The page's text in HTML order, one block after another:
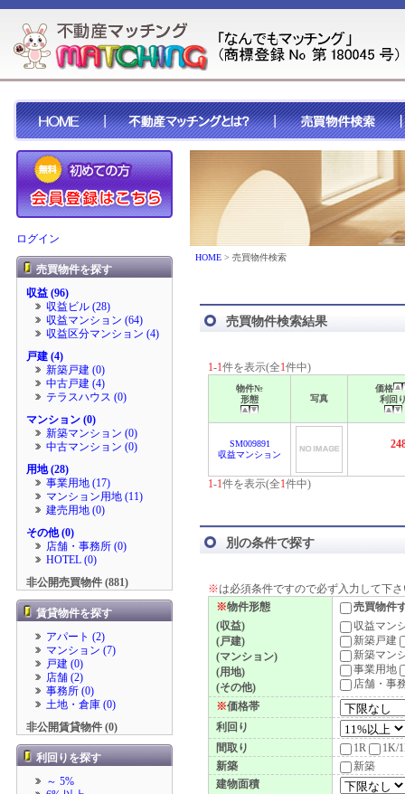
ログイン
売買物件を探す
収益 (96)
収益ビル (28)
収益マンション (64)
収益区分マンション (4)
戸建 (4)
新築戸建 (0)
中古戸建 (4)
テラスハウス (0)
マンション (0)
新築マンション (0)
中古マンション (0)
用地 (28)
事業用地 (17)
マンション用地 (11)
建売用地 (0)
その他 (0)
店舗・事務所 (0)
HOTEL (0)
非公開売買物件 (881)
賃貸物件を探す
アパート (2)
マンション (7)
戸建 (0)
店舗 (2)
事務所 (0)
土地・倉庫 (0)
非公開賃貸物件 (0)
利回りを探す
～ 5%
HOME > 売買物件検索
売買物件検索結果
1-1件を表示(全1件中)
物件№
形態
写真
価格
利回
SM009891
収益マンション
1-1件を表示(全1件中)
別の条件で探す
※は必須条件ですので必ず入力して下
※物件形態
売買物件
(収益)
(戸建)
(マンション)
(用地)
(その他)
収益マン
新築戸建
新築マン
事業用地
店舗・事
※価格帯
利回り
間取り
1R
1K/
新築
新築
建物面積